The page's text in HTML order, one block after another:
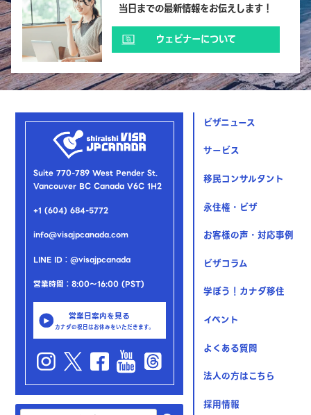
当日までの最新情報をお伝えします！
ウェビナーについて
Suite 770-789 West Pender St.
Vancouver BC Canada V6C 1H2
+1 (604) 684-5772
info@visajpcanada.com
LINE ID：@visajpcanada
営業時間：8:00～16:00 (PST)
営業日案内を見る
カナダの祝日はお休みをいただきます。
ビザニュース
サービス
移民コンサルタント
永住権・ビザ
お客様の声・対応事例
ビザコラム
学ぼう！カナダ移住
イベント
よくある質問
法人の方はこちら
採用情報